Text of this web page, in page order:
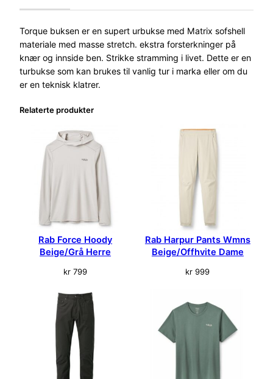
q
u
e
P
a
t
Torque buksen er en supert urbukse med Matrix sofshell
materiale med masse stretch. ekstra forsterkninger på
knær og innside ben. Strikke stramming i livet. Dette er en
turbukse som kan brukes til vanlig tur i marka eller om du
er en teknisk klatrer.
Relaterte produkter
Rab Force Hoody
Beige/Grå Herre
kr 799
Rab Harpur Pants Wmns
Beige/Offhvite Dame
kr 999